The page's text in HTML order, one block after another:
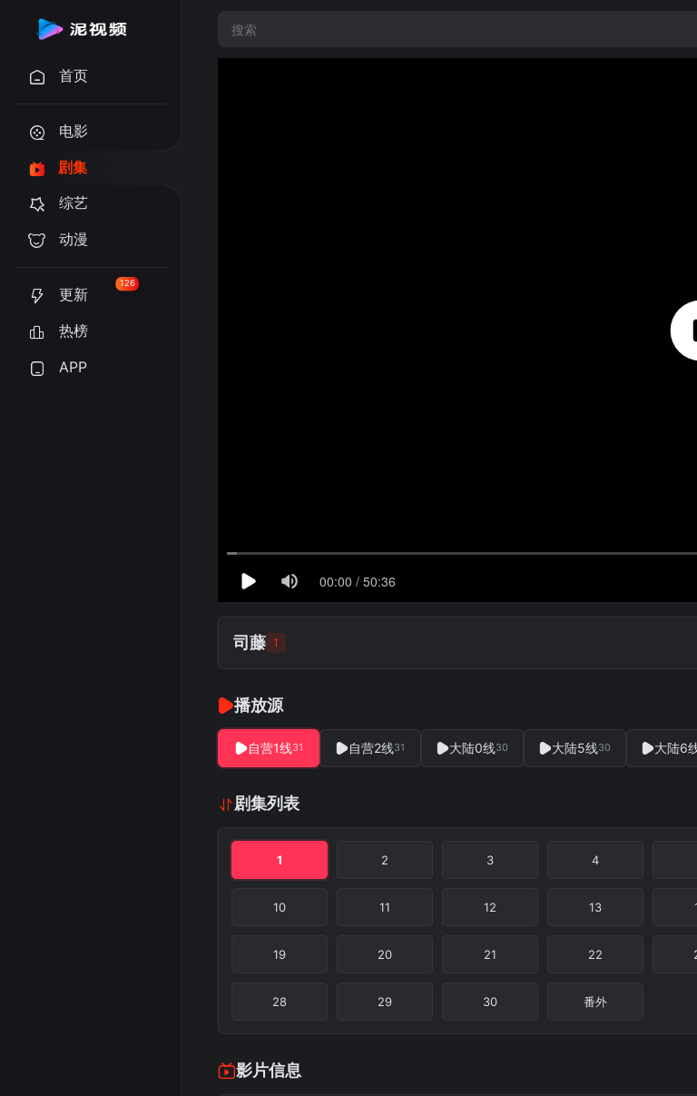
首页
电影
剧集
综艺
动漫
更新
126
热榜
APP
司藤 1
播放源
自营1线31 自营2线31 大陆0线30 大陆5线30 大陆6
剧集列表
1 2 3 4
10 11 12 13
19 20 21 22
28 29 30 番外
影片信息